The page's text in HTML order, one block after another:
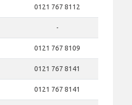
0121 767 8112
-
0121 767 8109
0121 767 8141
0121 767 8141